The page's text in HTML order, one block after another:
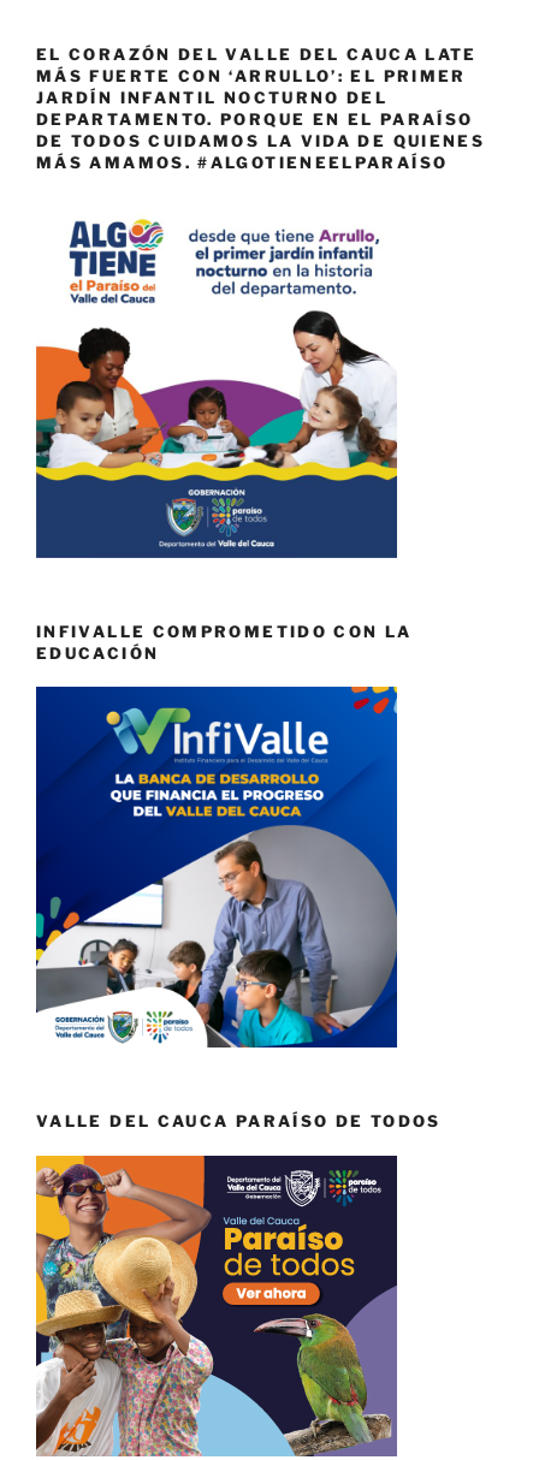
EL CORAZÓN DEL VALLE DEL CAUCA LATE
MÁS FUERTE CON ‘ARRULLO’: EL PRIMER
JARDÍN INFANTIL NOCTURNO DEL
DEPARTAMENTO. PORQUE EN EL PARAÍSO
DE TODOS CUIDAMOS LA VIDA DE QUIENES
MÁS AMAMOS. #ALGOTIENEELPARAÍSO
INFIVALLE COMPROMETIDO CON LA
EDUCACIÓN
VALLE DEL CAUCA PARAÍSO DE TODOS